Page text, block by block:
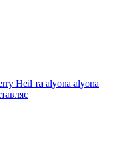
Heil та alyona alyona